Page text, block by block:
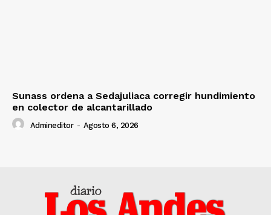
Sunass ordena a Sedajuliaca corregir hundimiento
en colector de alcantarillado
Admineditor - Agosto 6, 2026